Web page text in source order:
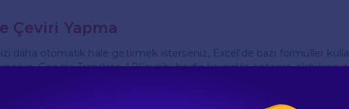
Çeviri Yapma
daha otomatik hale getirmek isterseniz, Excel'de bazı formüller
Google Translate API’si gibi bir dış kaynakla entegre
bilgi gerektirse de, büyük veri setlerini hızlı bir şekilde çevirmek için